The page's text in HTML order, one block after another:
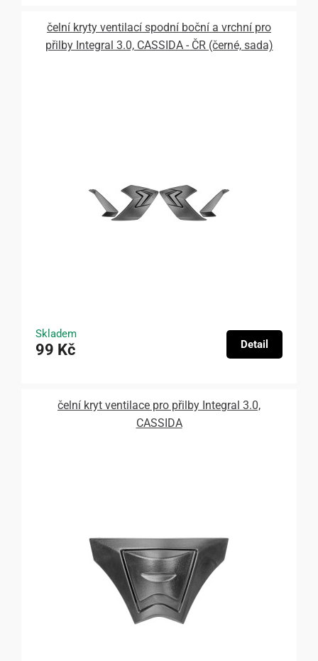
čelní kryty ventilací spodní boční a vrchní pro
přilby Integral 3.0, CASSIDA - ČR (černé, sada)
Skladem
99 Kč Detail
čelní kryt ventilace pro přilby Integral 3.0,
CASSIDA